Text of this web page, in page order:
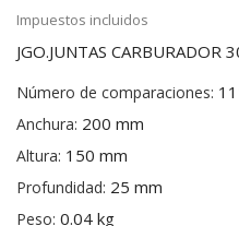
Impuestos incluidos
JGO.JUNTAS CARBURADOR
Número de comparaciones:
Anchura: 200 mm
Altura: 150 mm
Profundidad: 25 mm
Peso: 0.04 kg